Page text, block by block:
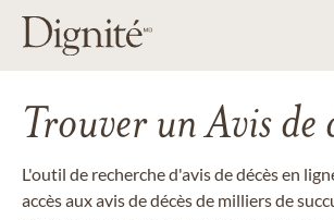
Trouver un Avis de
L'outil de recherche d'avis de décès en
accès aux avis de décès de milliers de